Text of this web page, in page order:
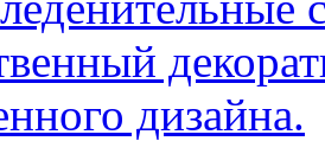
дизайна.